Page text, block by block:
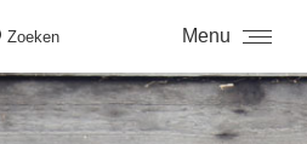
Menu
Zoeken